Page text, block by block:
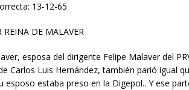
13-12-65
REINA DE MALAVER
esposa del dirigente Felipe Malaver del
Carlos Luis Hernández, también parió igual
esposo estaba preso en la Digepol.. Y ese